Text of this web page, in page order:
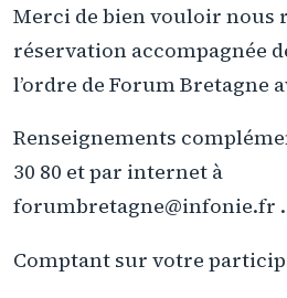
Merci de bien vouloir nous
réservation accompagnée
l’ordre de Forum Bretagne
Renseignements
30 80 et par internet à
forumbretagne@infonie.fr .
Comptant sur votre